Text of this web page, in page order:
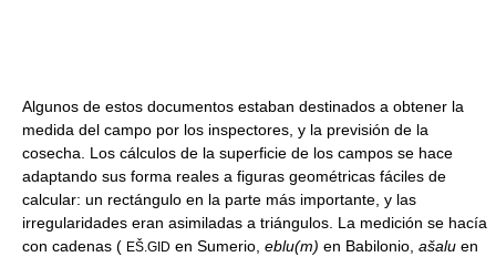
Algunos de estos documentos estaban destinados a obtener la
medida del campo por los inspectores, y la previsión de la
cosecha. Los cálculos de la superficie de los campos se hace
adaptando sus forma reales a figuras geométricas fáciles de
calcular: un rectángulo en la parte más importante, y las
irregularidades eran asimiladas a triángulos. La medición se hacía
con cadenas ( EŠ.GID en Sumerio, eblu(m) en Babilonio, ašalu en